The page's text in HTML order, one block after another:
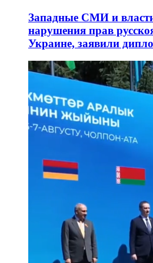
Западные СМИ и
нарушения прав
Украине, заявили